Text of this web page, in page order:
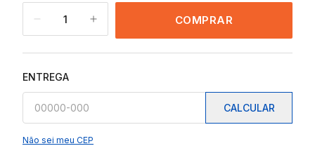
1 COMPRAR
ENTREGA
CALCULAR
Não sei meu CEP